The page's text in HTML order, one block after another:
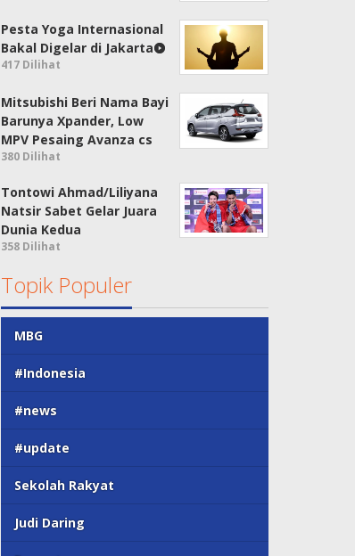
Pesta Yoga Internasional
Bakal Digelar di Jakarta
417 Dilihat
Mitsubishi Beri Nama Bayi
Barunya Xpander, Low
MPV Pesaing Avanza cs
380 Dilihat
Tontowi Ahmad/Liliyana
Natsir Sabet Gelar Juara
Dunia Kedua
358 Dilihat
Topik Populer
MBG
#Indonesia
#news
#update
Sekolah Rakyat
Judi Daring